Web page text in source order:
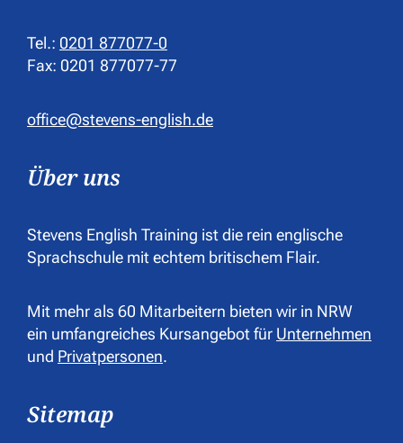
Tel.: 0201 877077-0
Fax: 0201 877077-77
office@stevens-english.de
Über uns
Stevens English Training ist die rein englische
Sprachschule mit echtem britischem Flair.
Mit mehr als 60 Mitarbeitern bieten wir in NRW
ein umfangreiches Kursangebot für Unternehmen
und Privatpersonen.
Sitemap